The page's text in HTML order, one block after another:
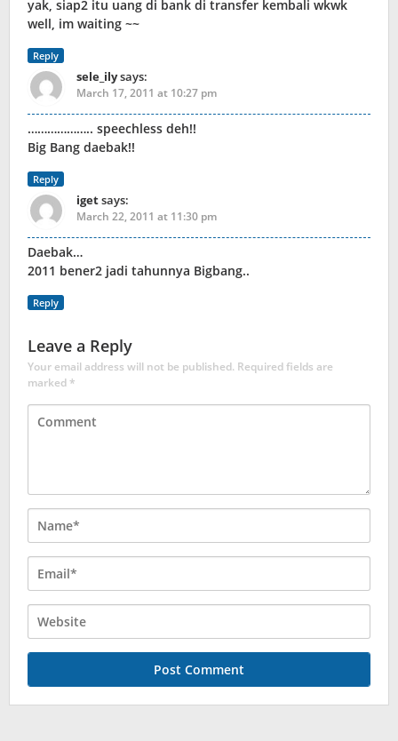
yak, siap2 itu uang di bank di transfer kembali wkwk
well, im waiting ~~
Reply
sele_ilysays:
March 17, 2011 at 10:27 pm
……………….. speechless deh!!
Big Bang daebak!!
Reply
igetsays:
March 22, 2011 at 11:30 pm
Daebak…
2011 bener2 jadi tahunnya Bigbang..
Reply
Leave a Reply
Your email address will not be published. Required fields are
marked*